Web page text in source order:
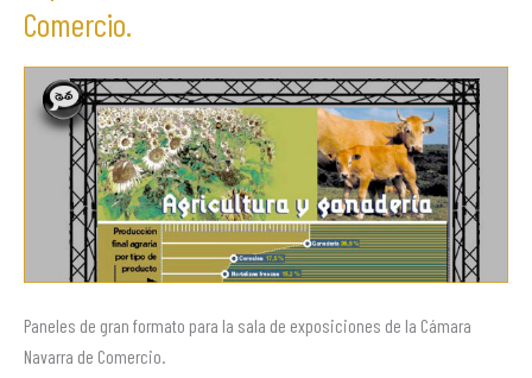
Comercio.
Paneles de gran formato para la sala de exposiciones de la Cámara
Navarra de Comercio.
formato
sala
exposiciones
Cámara
de
Comercio.